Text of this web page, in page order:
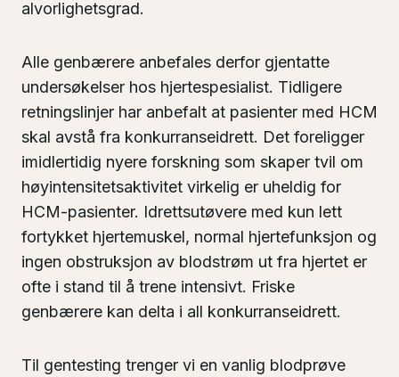
alvorlighetsgrad.
Alle genbærere anbefales derfor gjentatte
undersøkelser hos hjertespesialist. Tidligere
retningslinjer har anbefalt at pasienter med HCM
skal avstå fra konkurranseidrett. Det foreligger
imidlertidig nyere forskning som skaper tvil om
høyintensitetsaktivitet virkelig er uheldig for
HCM-pasienter. Idrettsutøvere med kun lett
fortykket hjertemuskel, normal hjertefunksjon og
ingen obstruksjon av blodstrøm ut fra hjertet er
ofte i stand til å trene intensivt. Friske
genbærere kan delta i all konkurranseidrett.
Til gentesting trenger vi en vanlig blodprøve